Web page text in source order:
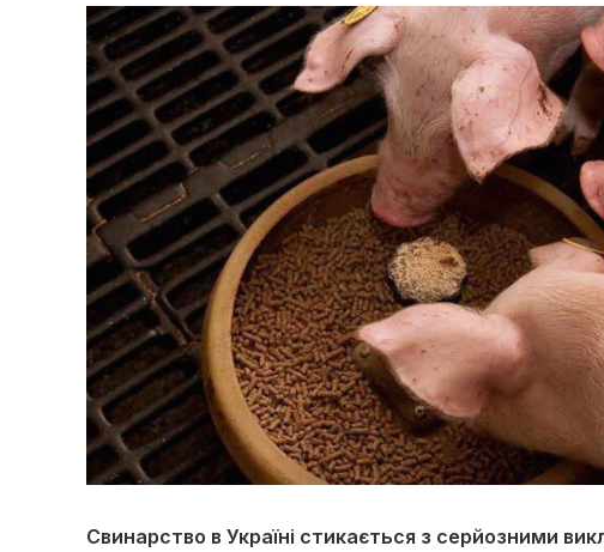
Свинарство в Україні стикається з серйозними